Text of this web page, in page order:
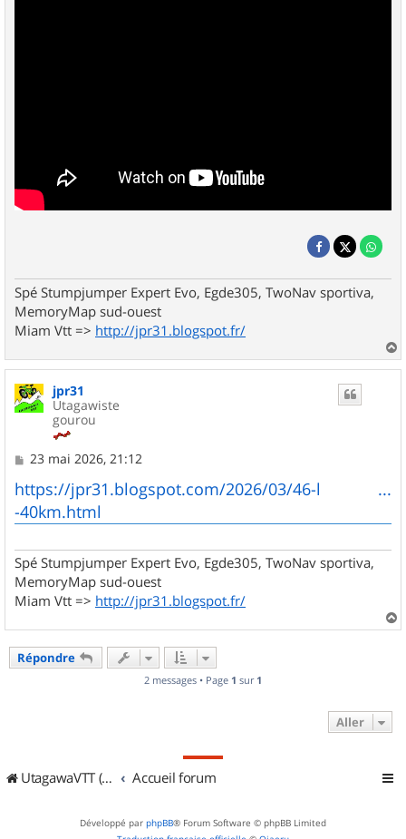
Spé Stumpjumper Expert Evo, Egde305, TwoNav sportiva,
MemoryMap sud-ouest
Miam Vtt => http://jpr31.blogspot.fr/
a
u
jpr31
Utagawiste
gourou
M
s
s
a
g
23 mai 2026, 21:12
https://jpr31.blogspot.com/2026/03/46-l ...
-40km.html
Spé Stumpjumper Expert Evo, Egde305, TwoNav sportiva,
MemoryMap sud-ouest
Miam Vtt => http://jpr31.blogspot.fr/
a
Répondre
2 messages • Page 1 sur 1
Aller
UtagawaVTT (Randos VTT et VTTAE avec traces GPS) Accueil forum
Développé par phpBB® Forum Software © phpBB Limited